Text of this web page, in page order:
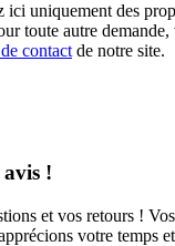
ici uniquement des
toute autre
contact de notre site.
!
et vos retours !
votre temps